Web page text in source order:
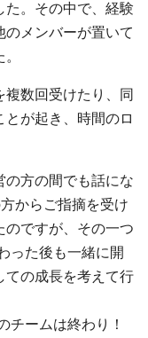
。その中で、経験
メンバーが置いて
複数回受けたり、同
が起き、時間のロ
方の間でも話にな
からご指摘を受け
のですが、その一つ
った後も一緒に開
ての成長を考えて行
チームは終わり！